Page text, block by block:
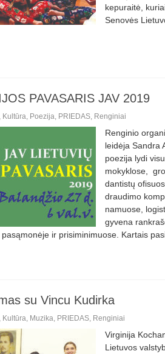
kepuraitė,
Senovės
PAVASARIS JAV 2019
Kultūra Poezija PRIEDAS, Renginiai
Renginio
leidėja Sandra
poezija lydi
mokyklose,
dantistų
draudimo
namuose,
gyvena
ir prisiminimuose. Kartais
su Vincu Kudirka
Kultūra Muzika PRIEDAS, Renginiai
Virginija
Lietuvos